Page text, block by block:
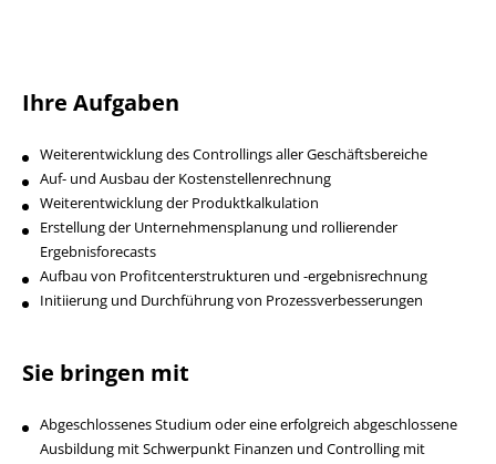
Ihre Aufgaben
Weiterentwicklung des Controllings aller Geschäftsbereiche
Auf- und Ausbau der Kostenstellenrechnung
Weiterentwicklung der Produktkalkulation
Erstellung der Unternehmensplanung und rollierender
Ergebnisforecasts
Aufbau von Profitcenterstrukturen und -ergebnisrechnung
Initiierung und Durchführung von Prozessverbesserungen
Sie bringen mit
Abgeschlossenes Studium oder eine erfolgreich abgeschlossene
Ausbildung mit Schwerpunkt Finanzen und Controlling mit